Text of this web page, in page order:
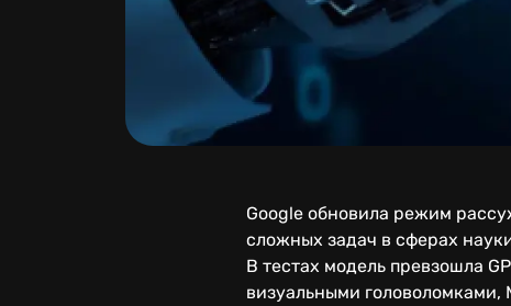
Google обновила режим
сложных задач в сферах
В тестах модель превзошла
визуальными